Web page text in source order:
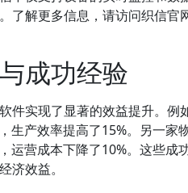
了解更多信息，请访问织信官
成功经验
件实现了显著的效益提升。
生产效率提高了15%。另一
运营成本下降了10%。这些
济效益。